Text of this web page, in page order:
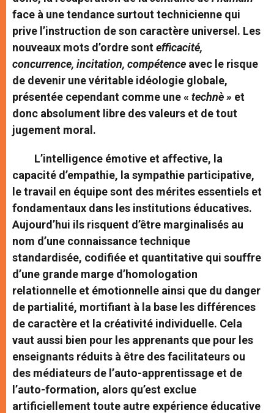
face à une tendance surtout technicienne qui
prive l’instruction de son caractère universel. Les
nouveaux mots d’ordre sontefficacité,
concurrence, incitation, compétence avec le risque
de devenir une véritable idéologie globale,
présentée cependant comme une « technè » et
donc absolument libre des valeurs et de tout
jugement moral.
L’intelligence émotive et affective, la
capacité d’empathie, la sympathie participative,
le travail en équipe sont des mérites essentiels et
fondamentaux dans les institutions éducatives.
Aujourd’hui ils risquent d’être marginalisés au
nom d’une connaissance technique
standardisée, codifiée et quantitative qui souffre
d’une grande marge d’homologation
relationnelle et émotionnelle ainsi que du danger
de partialité, mortifiant à la base les différences
de caractère et la créativité individuelle. Cela
vaut aussi bien pour les apprenants que pour les
enseignants réduits à être des facilitateurs ou
des médiateurs de l’auto-apprentissage et de
l’auto-formation, alors qu’est exclue
artificiellement toute autre expérience éducative